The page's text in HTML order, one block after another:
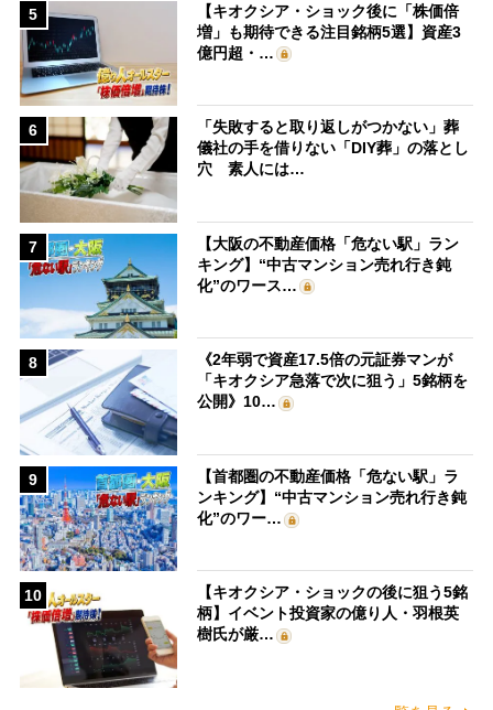
5
【キオクシア・ショック後に「株価倍
増」も期待できる注目銘柄5選】資産3
億円超・…
6
「失敗すると取り返しがつかない」葬
儀社の手を借りない「DIY葬」の落とし
穴 素人には…
7
【大阪の不動産価格「危ない駅」ラン
キング】“中古マンション売れ行き鈍
化”のワース…
8
《2年弱で資産17.5倍の元証券マンが
「キオクシア急落で次に狙う」5銘柄を
公開》10…
9
【首都圏の不動産価格「危ない駅」ラ
ンキング】“中古マンション売れ行き鈍
化”のワー…
10
【キオクシア・ショックの後に狙う5銘
柄】イベント投資家の億り人・羽根英
樹氏が厳…